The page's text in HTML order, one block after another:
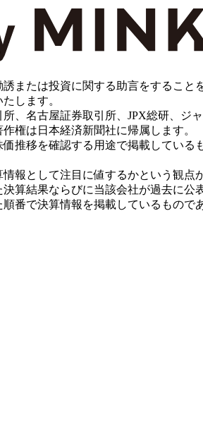
または投資に関する助言をすること
します。
名古屋証券取引所、JPX総研、ジ
権は日本経済新聞社に帰属します。
推移を確認する用途で掲載してい
報として注目に値するかという観
算結果ならびに当該会社が過去に
番で決算情報を掲載しているもの